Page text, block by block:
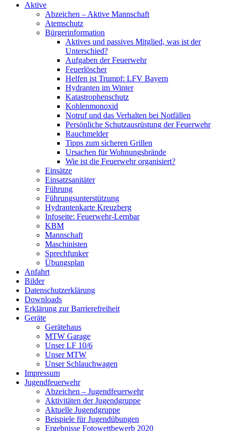
Aktive
Abzeichen – Aktive Mannschaft
Atemschutz
Bürgerinformation
Aktives und passives Mitglied, was ist der
Unterschied?
Aufgaben der Feuerwehr
Feuerlöscher
Helfen ist Trumpf: LFV Bayern
Hydranten im Winter
Katastrophenschutz
Kohlenmonoxid
Notruf und das Verhalten bei Notfällen
Persönliche Schutzausrüstung der Feuerwehr
Rauchmelder
Tipps zum sicheren Grillen
Ursachen für Wohnungsbrände
Wie ist die Feuerwehr organisiert?
Einsätze
Einsatzsanitäter
Führung
Führungsunterstützung
Hydrantenkarte Kreuzberg
Infoseite: Feuerwehr-Lernbar
KBM
Mannschaft
Maschinisten
Sprechfunker
Übungsplan
Anfahrt
Bilder
Datenschutzerklärung
Downloads
Erklärung zur Barriere­frei­heit
Geräte
Gerätehaus
MTW Garage
Unser LF 10/6
Unser MTW
Unser Schlauchwagen
Impressum
Jugendfeuerwehr
Abzeichen – Jugendfeuerwehr
Aktivitäten der Jugendgruppe
Aktuelle Jugendgruppe
Beispiele für Jugendübungen
Ergebnisse Fotowettbewerb 2020